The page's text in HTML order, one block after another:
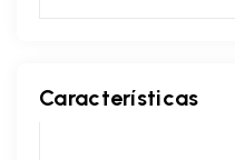
Características